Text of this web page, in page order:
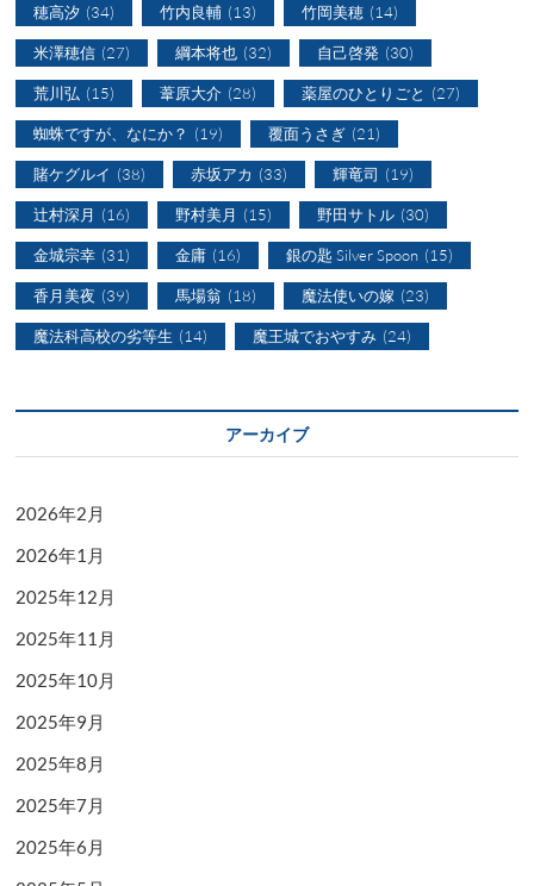
穂高汐 (34) 竹内良輔 (13) 竹岡美穂 (14)
米澤穂信 (27) 綱本将也 (32) 自己啓発 (30)
荒川弘 (15) 葦原大介 (28) 薬屋のひとりごと (27)
蜘蛛ですが、なにか？ (19) 覆面うさぎ (21)
賭ケグルイ (38) 赤坂アカ (33) 輝竜司 (19)
辻村深月 (16) 野村美月 (15) 野田サトル (30)
金城宗幸 (31) 金庸 (16) 銀の匙 Silver Spoon (15)
香月美夜 (39) 馬場翁 (18) 魔法使いの嫁 (23)
魔法科高校の劣等生 (14) 魔王城でおやすみ (24)
アーカイブ
2026年2月
2026年1月
2025年12月
2025年11月
2025年10月
2025年9月
2025年8月
2025年7月
2025年6月